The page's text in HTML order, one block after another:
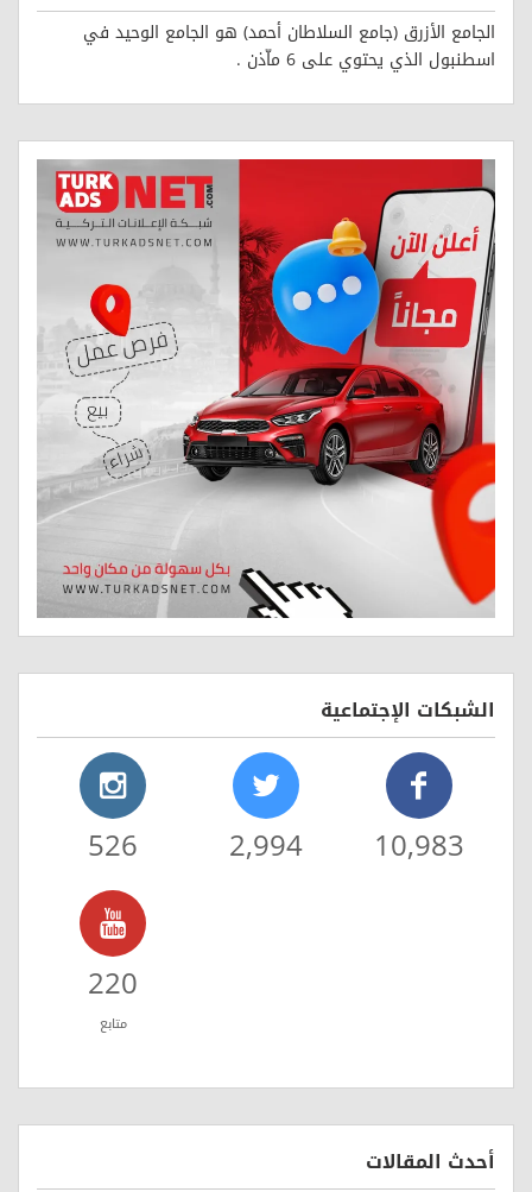
الجامع الأزرق (جامع السلاطان أحمد) هو الجامع الوحيد في
اسطنبول الذي يحتوي على 6 ماّذن .
الشبكات الإجتماعية
10,983
2,994
526
220
متابع
أحدث المقالات